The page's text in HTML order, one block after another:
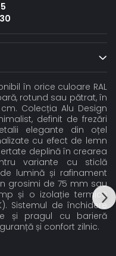
în orice culoare RAL
rotund sau pătrat, în
Colecția Alu Design
definit de frezări
elegante din oțel
cu efect de lemn
deplină în crearea
variante cu sticlă
lumină și rafinament
grosimi de 75 mm sau
și o izolație termică
Sistemul de închidere
și pragul cu barieră
și confort zilnic.